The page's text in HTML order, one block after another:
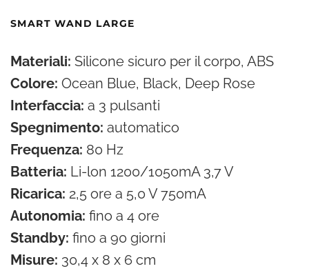
SMART WAND LARGE
Materiali: Silicone sicuro per il corpo, ABS
Colore: Ocean Blue, Black, Deep Rose
Interfaccia: a 3 pulsanti
Spegnimento: automatico
Frequenza: 80 Hz
Batteria: Li-lon 1200/1050mA 3,7 V
Ricarica: 2,5 ore a 5,0 V 750mA
Autonomia: fino a 4 ore
Standby: fino a 90 giorni
Misure: 30,4 x 8 x 6 cm